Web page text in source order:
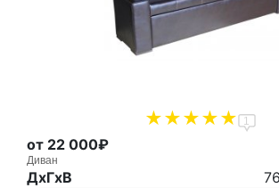
1
от 22 000₽
Диван
ДxГxВ